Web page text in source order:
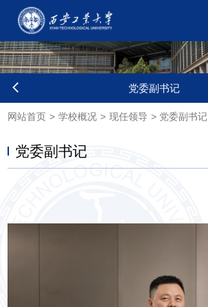
党委副书记
党委副书记
网站首页 > 学校概况 > 现任领导 > 党委副书记